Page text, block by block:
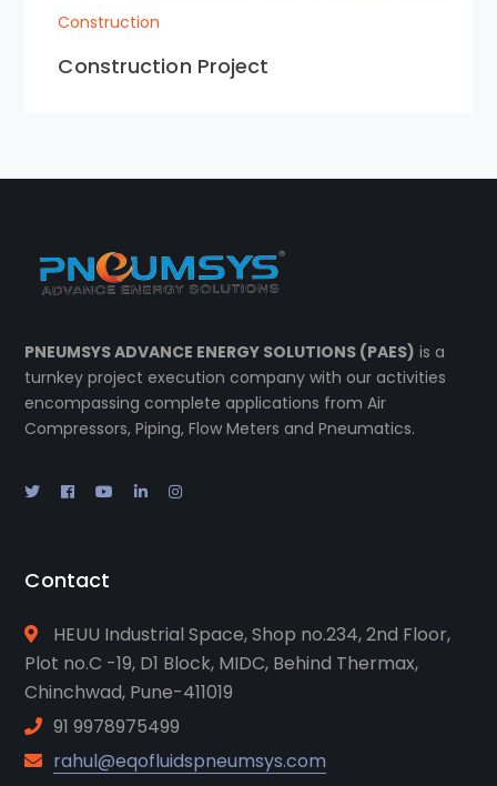
Construction
Construction Project
PNEUMSYS ADVANCE ENERGY SOLUTIONS (PAES) is a
turnkey project execution company with our activities
encompassing complete applications from Air
Compressors, Piping, Flow Meters and Pneumatics.
Contact
HEUU Industrial Space, Shop no.234, 2nd Floor,
Plot no.C -19, D1 Block, MIDC, Behind Thermax,
Chinchwad, Pune-411019
91 9978975499
rahul@eqofluidspneumsys.com